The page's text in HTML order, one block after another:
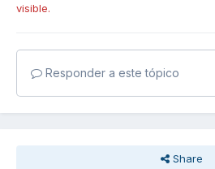
visible.
Responder a este tópico
Share